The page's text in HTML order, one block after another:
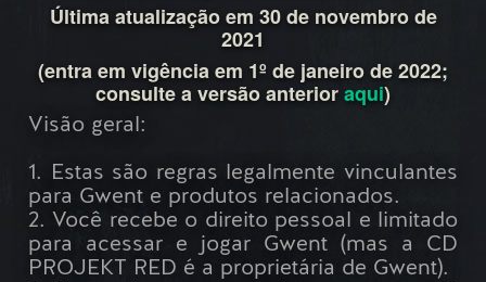
Última atualização em 30 de novembro de
2021
(entra em vigência em 1º de janeiro de 2022;
consulte a versão anterioraqui)
Visão geral:
1. Estas são regras legalmente vinculantes
para Gwent e produtos relacionados.
2. Você recebe o direito pessoal e limitado
para acessar e jogar Gwent (mas a CD
PROJEKT RED é a proprietária de Gwent).